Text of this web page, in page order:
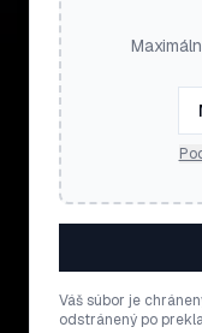
Váš súbor je
odstránený po